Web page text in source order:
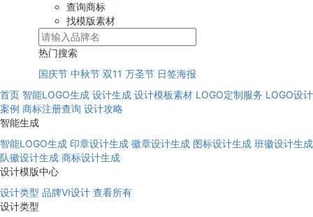
查询商标
找模版素材
热门搜索
国庆节 中秋节 双11 万圣节 日签海报
首页 智能LOGO生成 设计生成 设计模板素材 LOGO定制服务 LOGO设计
案例 商标注册查询 设计攻略
智能生成
智能LOGO生成 印章设计生成 徽章设计生成 图标设计生成 班徽设计生成
队徽设计生成 商标设计生成
设计模版中心
设计类型 品牌VI设计 查看所有
设计类型